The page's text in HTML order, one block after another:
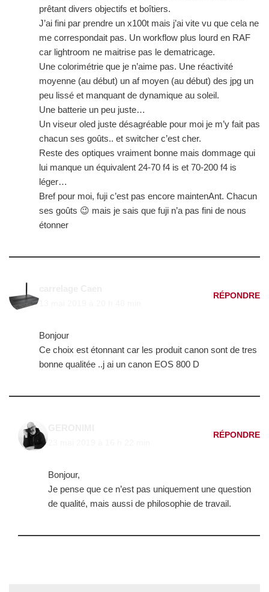
prêtant divers objectifs et boîtiers.
J’ai fini par prendre un x100t mais j’ai vite vu que cela ne
me correspondait pas. Un workflow plus lourd en RAF
car lightroom ne maitrise pas le dematricage.
Une colorimétrie que je n’aime pas. Une réactivité
moyenne (au début) un af moyen (au début) des jpg un
peu lissé et manquant de dynamique au soleil.
Une batterie un peu juste…
Un viseur oled juste désagréable pour moi je m’y fait pas
chacun ses goûts.. et switcher c’est cher.
Reste des optiques vraiment bonne mais dommage qui
lui manque un équivalent 24-70 f4 is et 70-200 f4 is
léger…
Bref pour moi, fuji c’est pas encore maintenAnt. Chacun
ses goûts 😉 mais je sais que fuji n’a pas fini de nous
étonner
RÉPONDRE
Bonjour
Ce choix est étonnant car les produit canon sont de tres
bonne qualitée ..j ai un canon EOS 800 D
RÉPONDRE
Bonjour,
Je pense que ce n’est pas uniquement une question
de qualité, mais aussi de philosophie de travail.